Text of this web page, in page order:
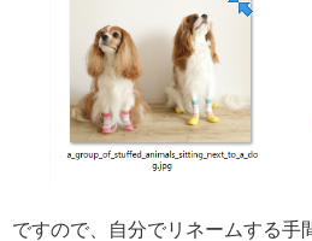
ですので、自分でリネームする手